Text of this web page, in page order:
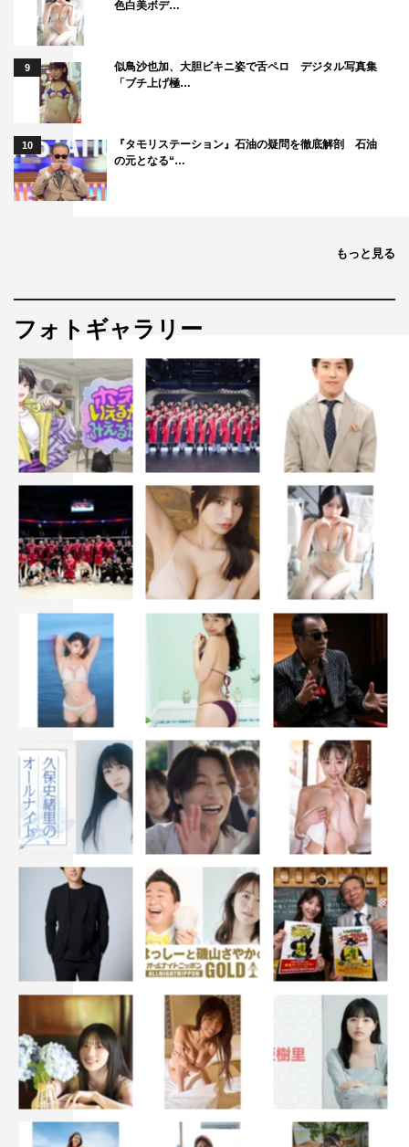
色白美ボデ…
9
似鳥沙也加、大胆ビキニ姿で舌ペロ デジタル写真集
「ブチ上げ極…
10
『タモリステーション』石油の疑問を徹底解剖 石油
の元となる“…
もっと見る
フォトギャラリー